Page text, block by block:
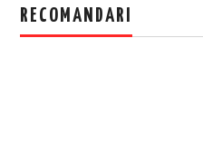
RECOMANDARI